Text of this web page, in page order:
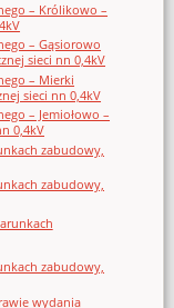
– Królikowo –
– Gąsiorowo
sieci nn 0,4kV
– Mierki
sieci nn 0,4kV
– Jemiołowo –
0,4kV
zabudowy,
zabudowy,
zabudowy,
wydania